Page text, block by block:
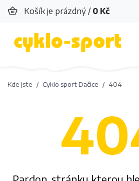
Košík je prázdný / 0 Kč
Kde jste Cyklo sport Dačice 404
Pardon, stránku kterou